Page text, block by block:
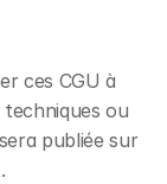
ces CGU à
ou
publiée sur